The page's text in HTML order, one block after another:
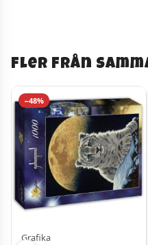
Fler från
−48%
Grafika